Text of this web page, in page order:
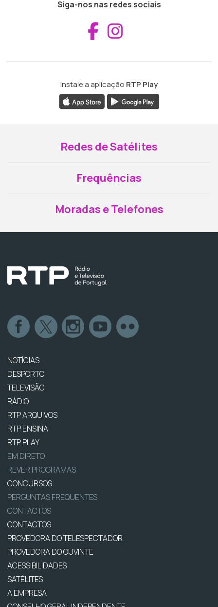
Siga-nos nas redes sociais
Aceder ao
Instale a aplicação RTP Play
Redes de Satélites
Frequências
Moradas e Telefones
NOTÍCIAS
DESPORTO
TELEVISÃO
RÁDIO
RTP ARQUIVOS
RTP ENSINA
RTP PLAY
EM DIRETO
REVER PROGRAMAS
CONCURSOS
PERGUNTAS FREQUENTES
CONTACTOS
CONTACTOS
PROVEDORA DO TELESPECTADOR
PROVEDORA DO OUVINTE
ACESSIBILIDADES
SATÉLITES
A EMPRESA